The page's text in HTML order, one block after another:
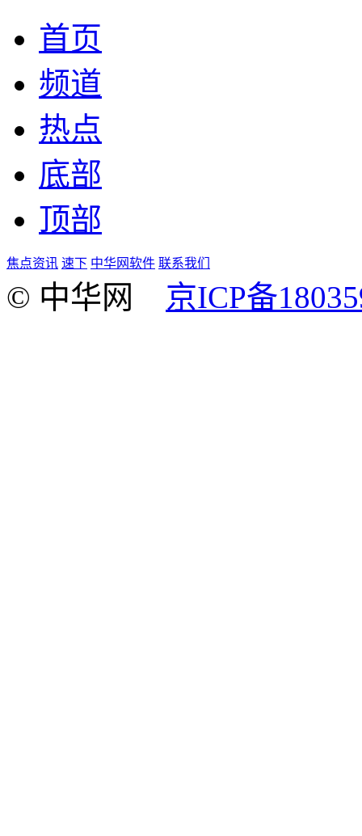
首页
频道
热点
底部
顶部
焦点资讯 速下 中华网软件 联系我们
© 中华网 京ICP备